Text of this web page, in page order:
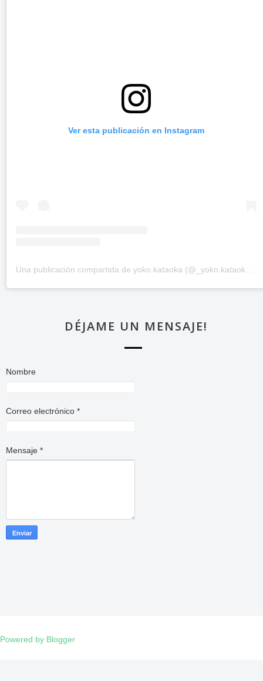
Ver esta publicación en Instagram
DÉJAME UN MENSAJE!
Nombre
Correo electrónico *
Mensaje *
Powered by Blogger